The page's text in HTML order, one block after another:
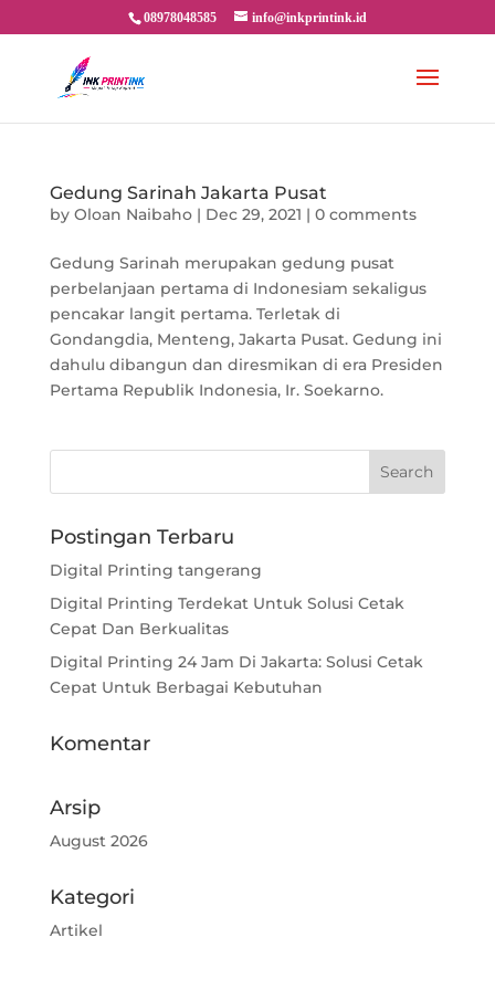
08978048585 info@inkprintink.id
Gedung Sarinah Jakarta Pusat
by Oloan Naibaho| Dec 29, 2021 | 0 comments
Gedung Sarinah merupakan gedung pusat
perbelanjaan pertama di Indonesiam sekaligus
pencakar langit pertama. Terletak di
Gondangdia, Menteng, Jakarta Pusat. Gedung ini
dahulu dibangun dan diresmikan di era Presiden
Pertama Republik Indonesia, Ir. Soekarno.
Postingan Terbaru
Digital Printing tangerang
Digital Printing Terdekat Untuk Solusi Cetak
Cepat Dan Berkualitas
Digital Printing 24 Jam Di Jakarta: Solusi Cetak
Cepat Untuk Berbagai Kebutuhan
Komentar
Arsip
August 2026
Kategori
Artikel